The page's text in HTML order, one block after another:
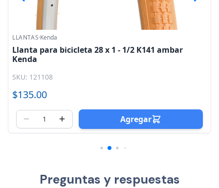
LLANTAS·Kenda
Llanta para bicicleta 28 x 1 - 1/2 K141 ambar
Kenda
SKU: 121108
$135.00
Agregar
Preguntas y respuestas